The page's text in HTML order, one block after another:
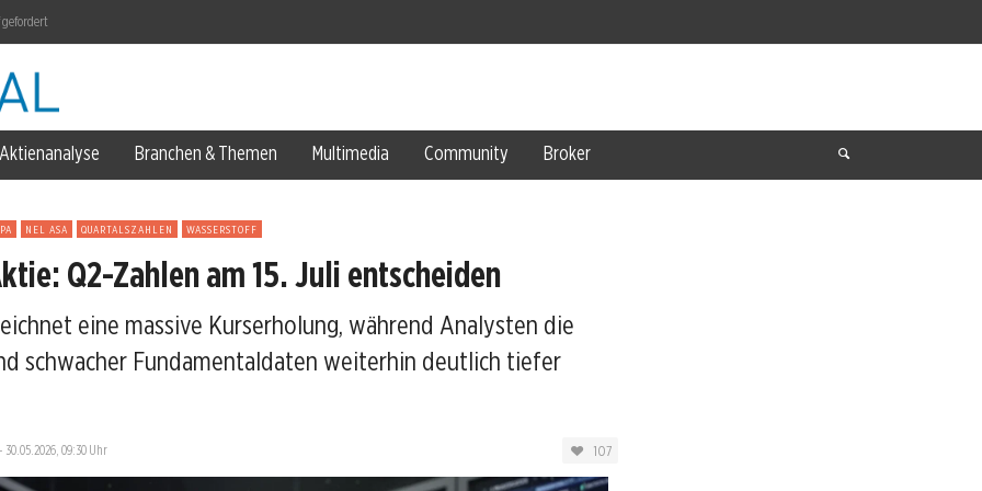
Aktienanalyse Branchen & Themen Multimedia Community Broker
NEL ASA QUARTALSZAHLEN WASSERSTOFF
Q2-Zahlen am 15. Juli entscheiden
eine massive Kurserholung, während Analysten die
schwacher Fundamentaldaten weiterhin deutlich tiefer
30.05.2026, 09:30 Uhr 107